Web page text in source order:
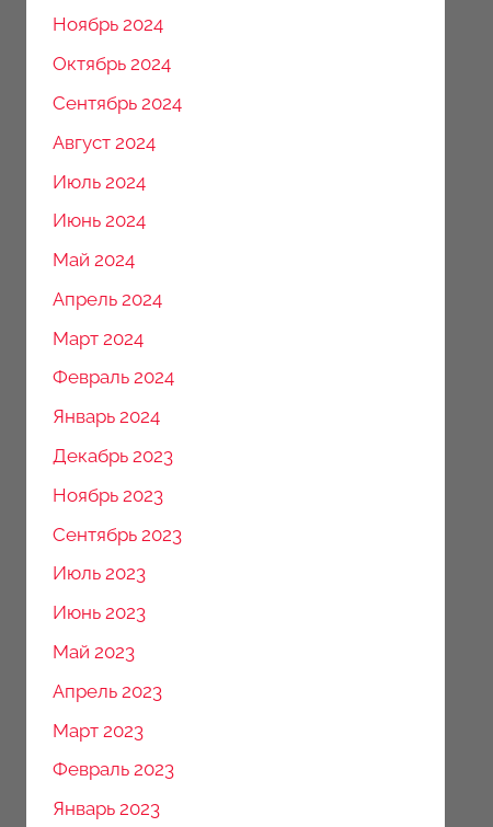
Ноябрь 2024
Октябрь 2024
Сентябрь 2024
Август 2024
Июль 2024
Июнь 2024
Май 2024
Апрель 2024
Март 2024
Февраль 2024
Январь 2024
Декабрь 2023
Ноябрь 2023
Сентябрь 2023
Июль 2023
Июнь 2023
Май 2023
Апрель 2023
Март 2023
Февраль 2023
Январь 2023